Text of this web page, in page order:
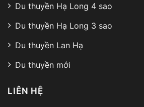
Du thuyền Hạ Long 4 sao
Du thuyền Hạ Long 3 sao
Du thuyền Lan Hạ
Du thuyền mới
LIÊN HỆ